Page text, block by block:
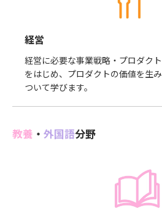
経営
経営に必要な事業戦略・プロダク
をはじめ、プロダクトの価値を生
ついて学びます。
教養 ・ 外国語分野